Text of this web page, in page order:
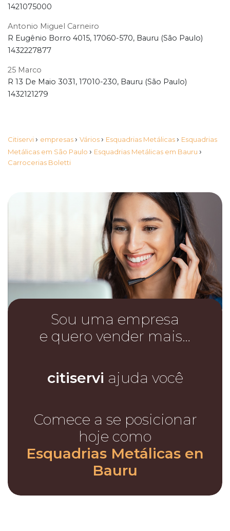
1421075000
Antonio Miguel Carneiro
R Eugênio Borro 4015, 17060-570, Bauru (São Paulo)
1432227877
25 Marco
R 13 De Maio 3031, 17010-230, Bauru (São Paulo)
1432121279
Citiservi › empresas › Vários › Esquadrias Metálicas › Esquadrias
Metálicas em São Paulo › Esquadrias Metálicas em Bauru ›
Carrocerias Boletti
Sou uma empresa
e quero vender mais…
citiservi ajuda você
Comece a se posicionar
hoje como
Esquadrias Metálicas en
Bauru